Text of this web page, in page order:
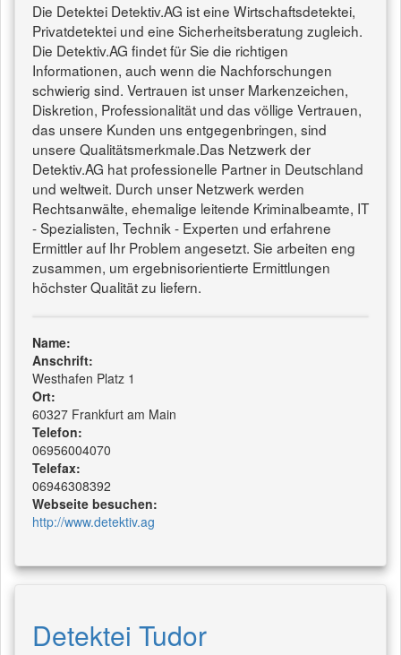
Die Detektei Detektiv.AG ist eine Wirtschaftsdetektei,
Privatdetektei und eine Sicherheitsberatung zugleich.
Die Detektiv.AG findet für Sie die richtigen
Informationen, auch wenn die Nachforschungen
schwierig sind. Vertrauen ist unser Markenzeichen,
Diskretion, Professionalität und das völlige Vertrauen,
das unsere Kunden uns entgegenbringen, sind
unsere Qualitätsmerkmale.Das Netzwerk der
Detektiv.AG hat professionelle Partner in Deutschland
und weltweit. Durch unser Netzwerk werden
Rechtsanwälte, ehemalige leitende Kriminalbeamte, IT
- Spezialisten, Technik - Experten und erfahrene
Ermittler auf Ihr Problem angesetzt. Sie arbeiten eng
zusammen, um ergebnisorientierte Ermittlungen
höchster Qualität zu liefern.
Name:
Anschrift:
Westhafen Platz 1
Ort:
60327 Frankfurt am Main
Telefon:
06956004070
Telefax:
06946308392
Webseite besuchen:
http://www.detektiv.ag
Detektei Tudor